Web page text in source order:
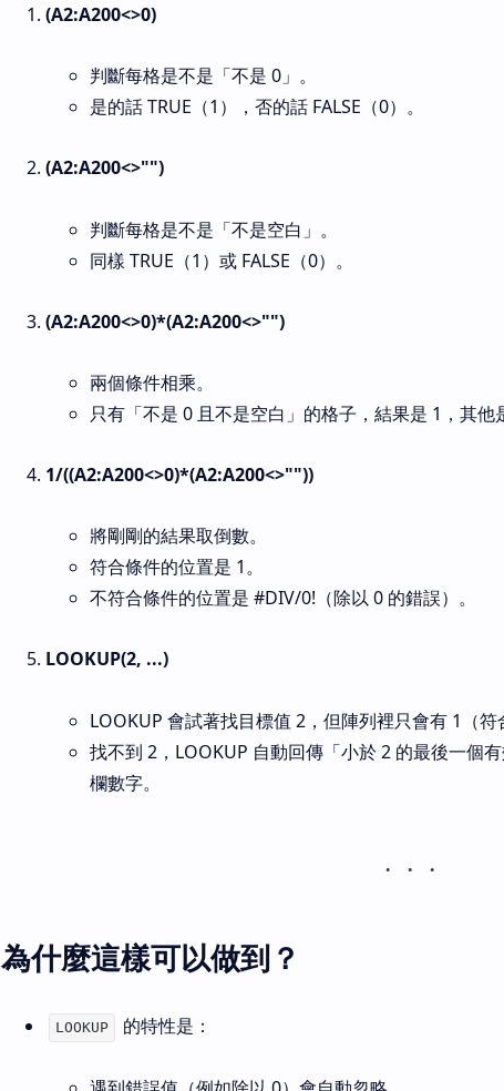
(A2:A200<>0)
判斷每格是不是「不是 0」。
是的話 TRUE（1），否的話 FALSE（0）。
(A2:A200<>"")
判斷每格是不是「不是空白」。
同樣 TRUE（1）或 FALSE（0）。
(A2:A200<>0)*(A2:A200<>"")
兩個條件相乘。
只有「不是 0 且不是空白」的格子，結果是 1，其他
1/((A2:A200<>0)*(A2:A200<>""))
將剛剛的結果取倒數。
符合條件的位置是 1。
不符合條件的位置是 #DIV/0!（除以 0 的錯誤）。
LOOKUP(2, ...)
LOOKUP 會試著找目標值 2，但陣列裡只會有 1（符
找不到 2，LOOKUP 自動回傳「小於 2 的最後一個
欄數字。
為什麼這樣可以做到？
LOOKUP 的特性是：